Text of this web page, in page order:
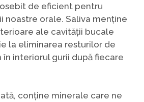
de eficient pentru
noastre orale. Saliva menține
ale cavității bucale
la eliminarea resturilor de
în interiorul gurii după fiecare
conține minerale care ne